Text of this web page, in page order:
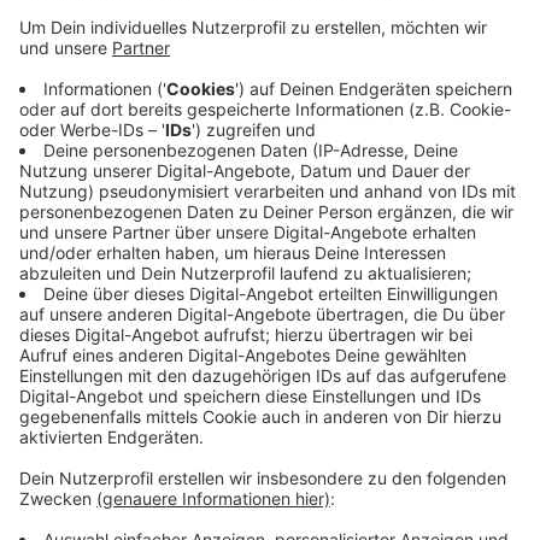
Veröffentlicht: Dienstag, 03.09.2019 06:23
Anzeige
Schirmherrin soll die Frau von Oberbürgermeister Frank
Meyer, Katrin Meyer-Eberhardt, werden. Bekannt ist
außerdem schon das Datum: Am 27. Juni 2020 soll
auch in Krefeld auf der Straße für die Rechte von
homo-, bi- und transsexuellen Menschen demonstriert
werden.
Anzeige